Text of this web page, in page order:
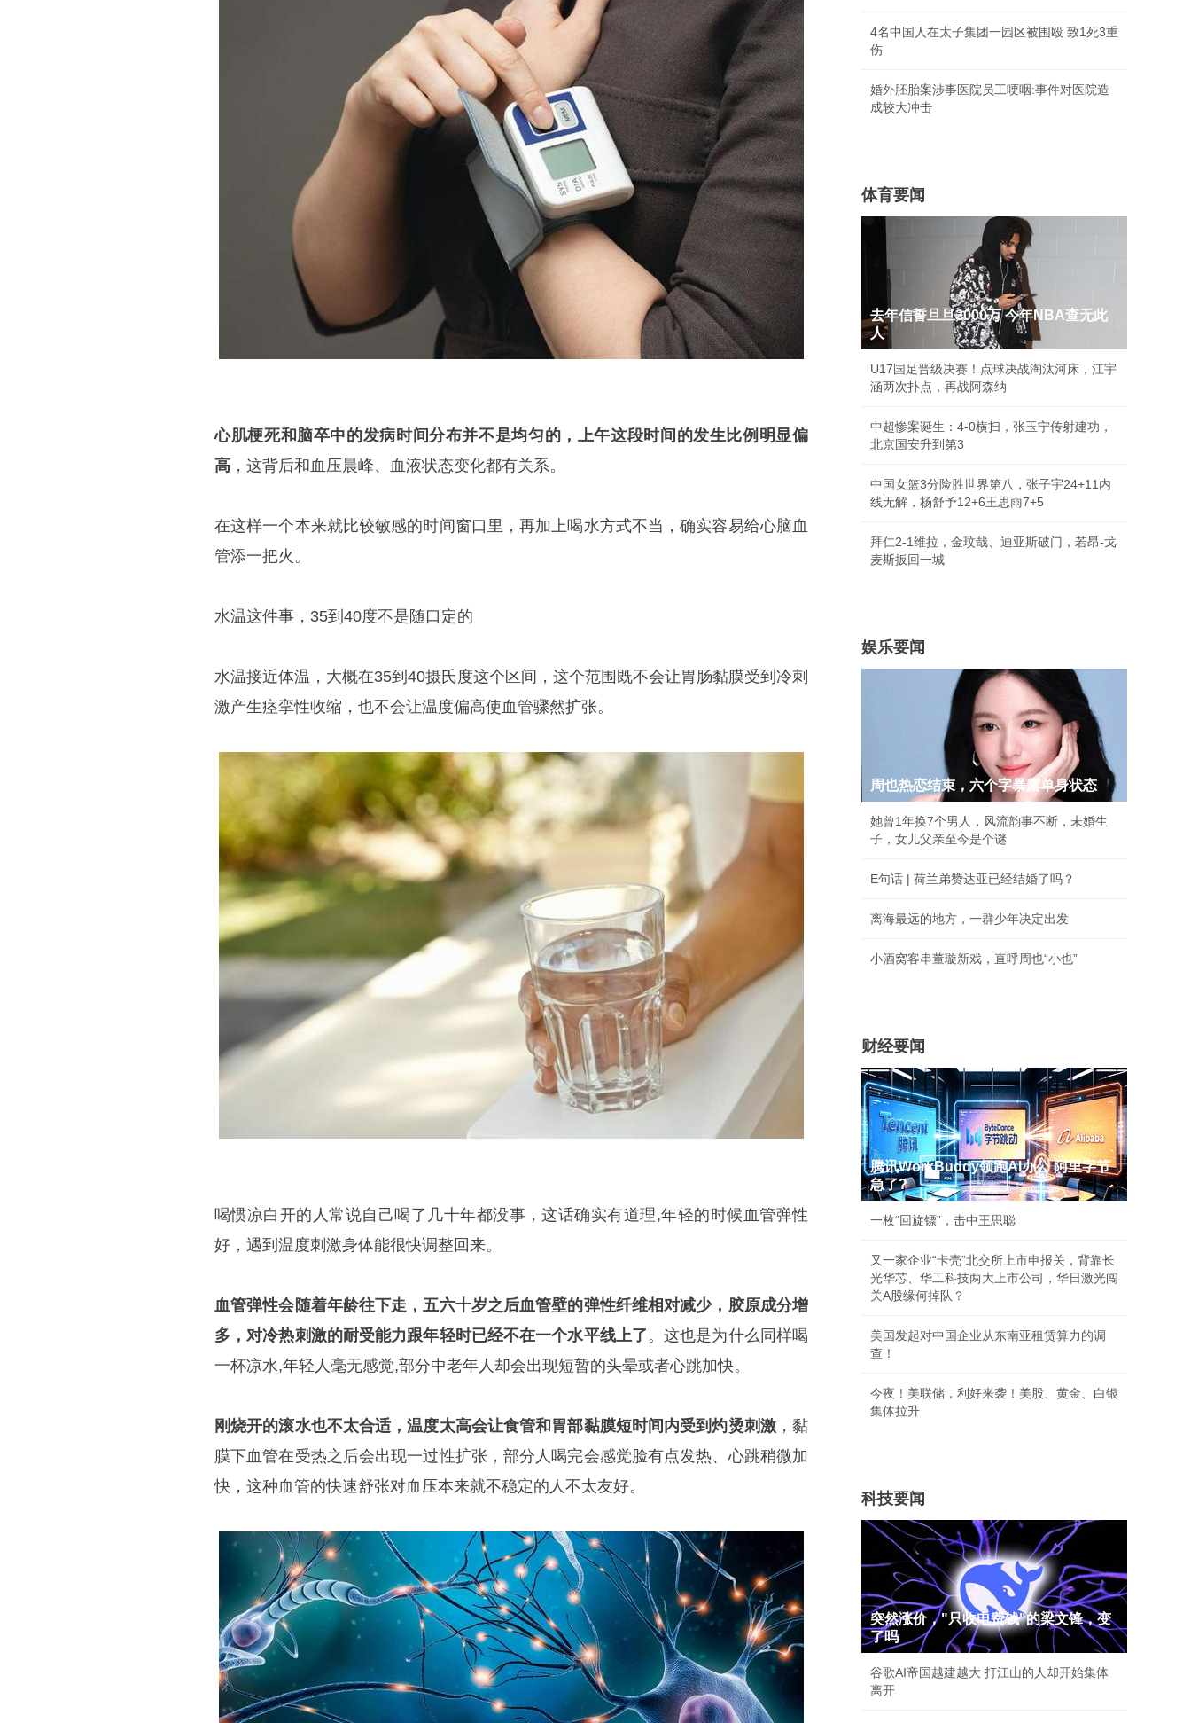
心肌梗死和脑卒中的发病时间分布并不是均匀的，上午这段时间的发生比例明显偏
高 ，这背后和血压晨峰、血液状态变化都有关系。
在这样一个本来就比较敏感的时间窗口里，再加上喝水方式不当，确实容易给心脑血
管添一把火。
水温这件事，35到40度不是随口定的
水温接近体温，大概在35到40摄氏度这个区间，这个范围既不会让胃肠黏膜受到冷刺
激产生痉挛性收缩，也不会让温度偏高使血管骤然扩张。
喝惯凉白开的人常说自己喝了几十年都没事，这话确实有道理,年轻的时候血管弹性
好，遇到温度刺激身体能很快调整回来。
血管弹性会随着年龄往下走，五六十岁之后血管壁的弹性纤维相对减少，胶原成分增
多，对冷热刺激的耐受能力跟年轻时已经不在一个水平线上了。这也是为什么同样喝
一杯凉水,年轻人毫无感觉,部分中老年人却会出现短暂的头晕或者心跳加快。
刚烧开的滚水也不太合适，温度太高会让食管和胃部黏膜短时间内受到灼烫刺激，黏
膜下血管在受热之后会出现一过性扩张，部分人喝完会感觉脸有点发热、心跳稍微加
快，这种血管的快速舒张对血压本来就不稳定的人不太友好。
4名中国人在太子集团一园区被围殴 致1死3重
伤
婚外胚胎案涉事医院员工哽咽:事件对医院造
成较大冲击
体育要闻
去年信誓旦旦3000万 今年NBA查无此
人
U17国足晋级决赛！点球决战淘汰河床，江宇
涵两次扑点，再战阿森纳
中超惨案诞生：4-0横扫，张玉宁传射建功，
北京国安升到第3
中国女篮3分险胜世界第八，张子宇24+11内
线无解，杨舒予12+6王思雨7+5
拜仁2-1维拉，金玟哉、迪亚斯破门，若昂-戈
麦斯扳回一城
娱乐要闻
周也热恋结束，六个字暴露单身状态
她曾1年换7个男人，风流韵事不断，未婚生
子，女儿父亲至今是个谜
E句话 | 荷兰弟赞达亚已经结婚了吗？
离海最远的地方，一群少年决定出发
小酒窝客串董璇新戏，直呼周也“小也”
财经要闻
腾讯WorkBuddy领跑AI办公 阿里字节
急了?
一枚“回旋镖”，击中王思聪
又一家企业“卡壳”北交所上市申报关，背靠长
光华芯、华工科技两大上市公司，华日激光闯
关A股缘何掉队？
美国发起对中国企业从东南亚租赁算力的调
查！
今夜！美联储，利好来袭！美股、黄金、白银
集体拉升
科技要闻
突然涨价，"只收电费钱"的梁文锋，变
了吗
谷歌AI帝国越建越大 打江山的人却开始集体
离开